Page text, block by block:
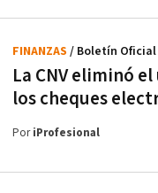
La CNV eliminó
los cheques
FINANZAS / Boletín Oficial
PoriProfesional